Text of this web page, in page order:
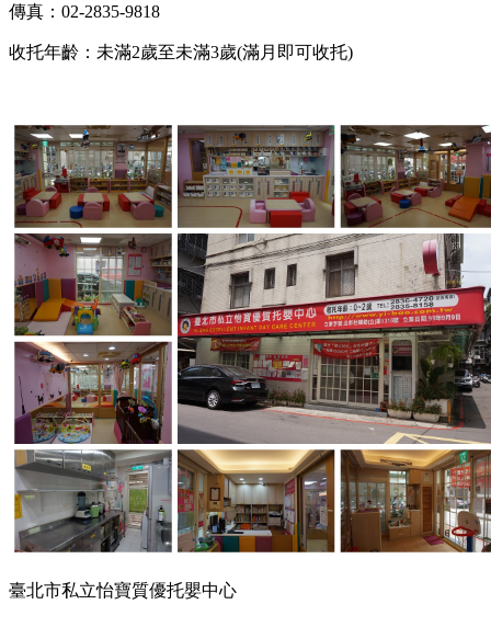
傳真：02-2835-9818
收托年齡：未滿2歲至未滿3歲(滿月即可收托)
臺北市私立怡寶質優托嬰中心